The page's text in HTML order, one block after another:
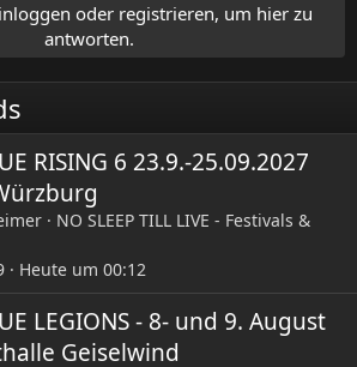
oder registrieren, um hier zu
antworten.
RISING 6 23.9.-25.09.2027
NO SLEEP TILL LIVE - Festivals &
Heute um 00:12
LEGIONS - 8- und 9. August
Geiselwind